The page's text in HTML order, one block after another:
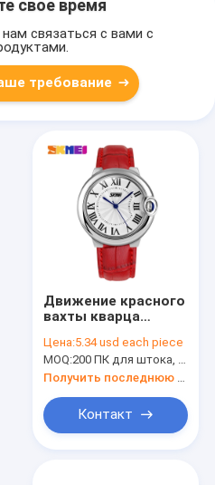
свое время
связаться с вами с
требование
Движение красного
вахты кварца
сетноого-аналогов
японское для дамы
Цена:5.34 usd each piece
MOQ:200 ПК для штока, цветы смешивания
Контакт